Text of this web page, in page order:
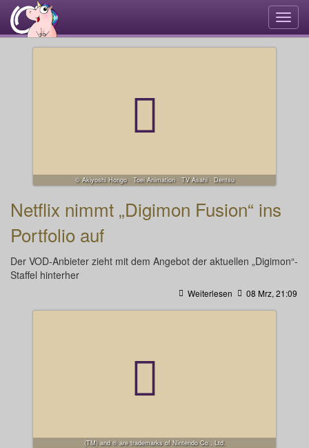
© Akiyoshi Hongo · Toei Animation · TV Asahi · Dentsu
Netflix nimmt „Digimon Fusion“ ins
Portfolio auf
Der VOD-Anbieter zieht mit dem Angebot der aktuellen „Digimon“-
Staffel hinterher
Weiterlesen 08 Mrz, 21:09
(TM) and ® are trademarks of Nintendo Co., Ltd.